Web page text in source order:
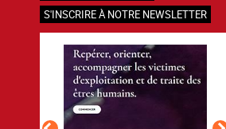
S'INSCRIRE À NOTRE NEWSLETTER